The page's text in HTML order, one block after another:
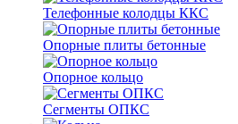
Телефонные колодцы ККС
Опорные плиты бетонные
Опорное кольцо
Сегменты ОПКС